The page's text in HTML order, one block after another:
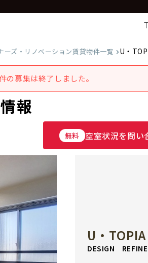
ーズ・リノベーション賃貸物件一覧 U・
の募集は終了しました。
報
無料 空室状況を問い
U・
DESIGN